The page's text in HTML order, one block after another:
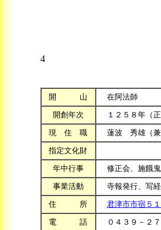
4
開 山
在阿法師
開創年次
１２５８年（
現 住 職
蓮波 秀雄（兼
指定文化財
年中行事
修正会、施餓
事業活動
寺報発行、写
住 所
君津市市宿５
電 話
０４３９－２